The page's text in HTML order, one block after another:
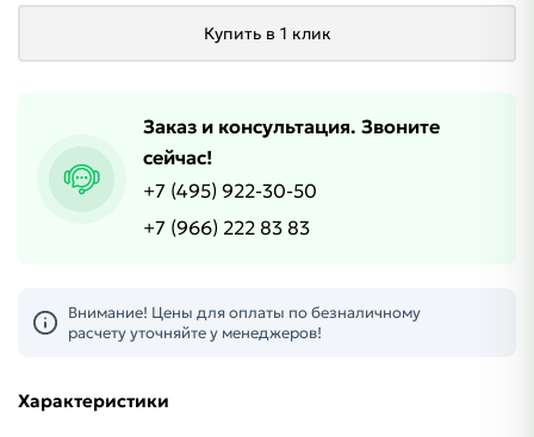
Купить в 1 клик
Заказ и консультация. Звоните
сейчас!
+7 (495) 922-30-50
+7 (966) 222 83 83
Внимание! Цены для оплаты по безналичному
расчету уточняйте у менеджеров!
Характеристики